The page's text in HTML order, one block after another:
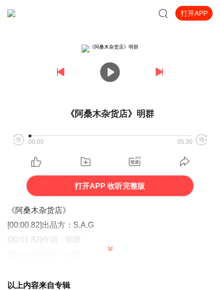
打开APP
《阿桑木杂货店》明群
00:00 05:30
打开APP 收听完整版
《阿桑木杂货店》
[00:00.82]出品方：S.A.G
[00:01.82]作词：明群
[00:09.21]编曲：牛牧
以上内容来自专辑